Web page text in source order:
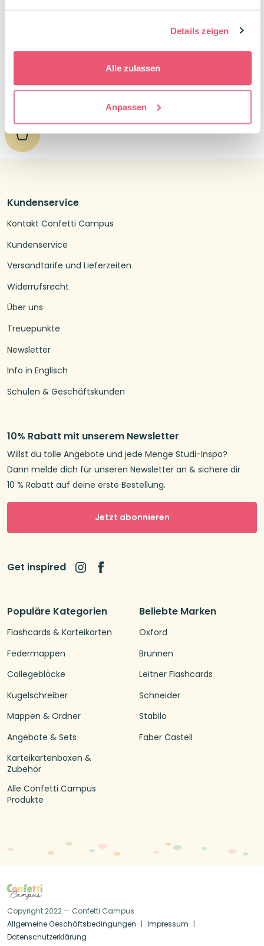
Details zeigen
Alle zulassen
Anpassen
5,99€
für bis zu drei Blätter
2,19€
0
Populäre Kategorien
Flashcards & Karteikarten
Federmappen
Collegeblöcke
Kugelschreiber
Mappen & Ordner
Angebote & Sets
Karteikartenboxen &
Zubehör
Alle Confetti Campus
Produkte
Beliebte Marken
Oxford
Brunnen
Leitner Flashcards
Schneider
Stabilo
Faber Castell
Kundenservice
Kontakt Confetti Campus
Kundenservice
Versandtarife und Lieferzeiten
Widerrufsrecht
Über uns
Treuepunkte
Newsletter
Info in Englisch
Schulen & Geschäftskunden
10% Rabatt mit unserem Newsletter
Willst du tolle Angebote und jede Menge Studi-Inspo?
Dann melde dich für unseren Newsletter an & sichere dir
10 % Rabatt auf deine erste Bestellung.
Jetzt abonnieren
Get inspired
Copyright 2022 — Confetti Campus
Allgemeine Geschäftsbedingungen
Impressum
Datenschutzerklärung